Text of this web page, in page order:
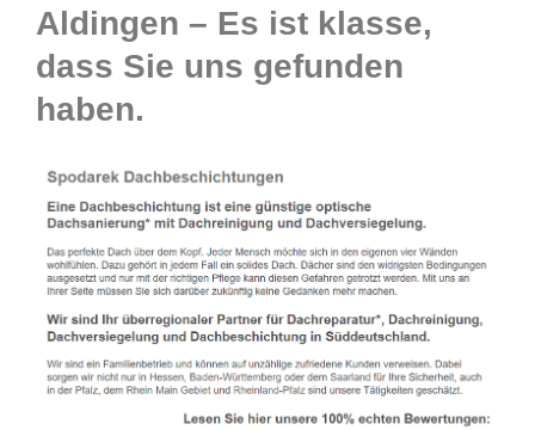
Aldingen – Es ist klasse,
dass Sie uns gefunden
haben.